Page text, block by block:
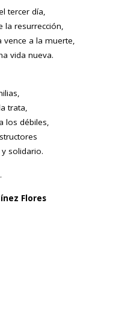
tercer día,
la resurrección,
a la muerte,
vida nueva.
trata,
los débiles,
solidario.
Flores